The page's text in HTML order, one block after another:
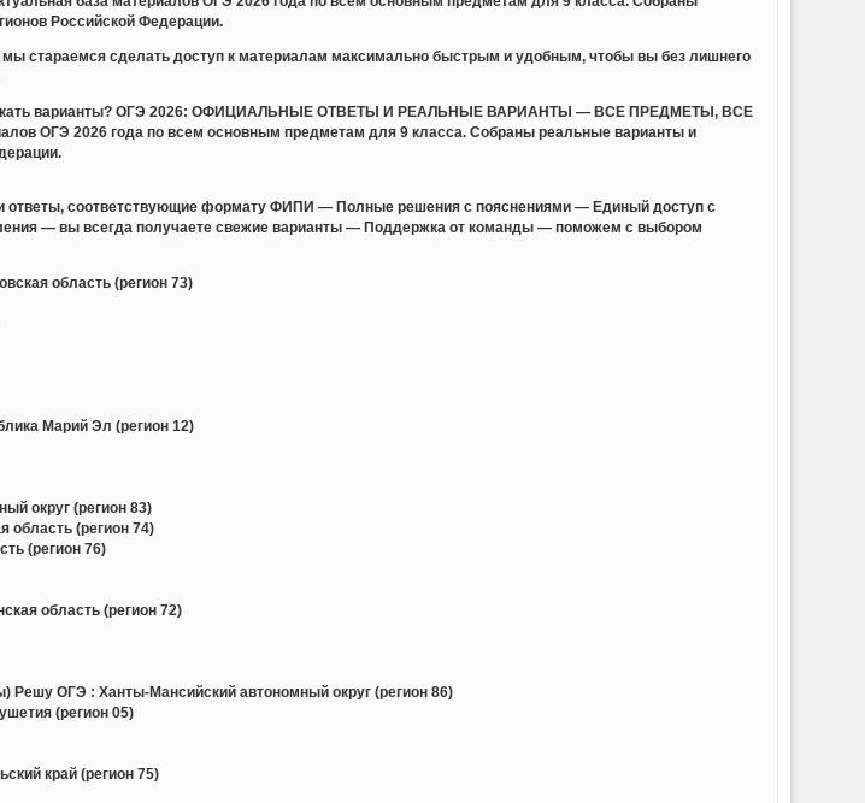
Российской Федерации.
стараемся сделать доступ к материалам максимально быстрым и удобным, чтобы вы без лишнего
искать варианты? ОГЭ 2026: ОФИЦИАЛЬНЫЕ ОТВЕТЫ И РЕАЛЬНЫЕ ВАРИАНТЫ — ВСЕ ПРЕДМЕТЫ, ВСЕ
ОГЭ 2026 года по всем основным предметам для 9 класса. Собраны реальные варианты и
соответствующие формату ФИПИ — Полные решения с пояснениями — Единый доступ с
— вы всегда получаете свежие варианты — Поддержка от команды — поможем с выбором
область (регион 73)
Марий Эл (регион 12)
округ (регион 83)
область (регион 74)
(регион 76)
область (регион 72)
ОГЭ : Ханты-Мансийский автономный округ (регион 86)
(регион 05)
край (регион 75)